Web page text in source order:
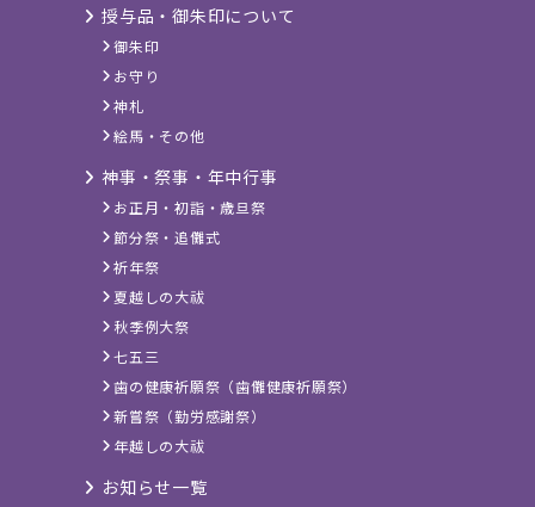
授与品・御朱印について
御朱印
お守り
神札
絵馬・その他
神事・祭事・年中行事
お正月・初詣・歳旦祭
節分祭・追儺式
祈年祭
夏越しの大祓
秋季例大祭
七五三
歯の健康祈願祭（歯儺健康祈願祭）
新嘗祭（勤労感謝祭）
年越しの大祓
お知らせ一覧